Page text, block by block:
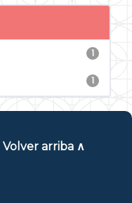
1
1
Volver arriba ∧